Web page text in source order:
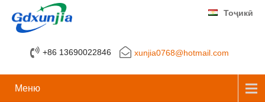
+86 13690022846 xunjia0768@hotmail.com
Тоҷикӣ
Меню